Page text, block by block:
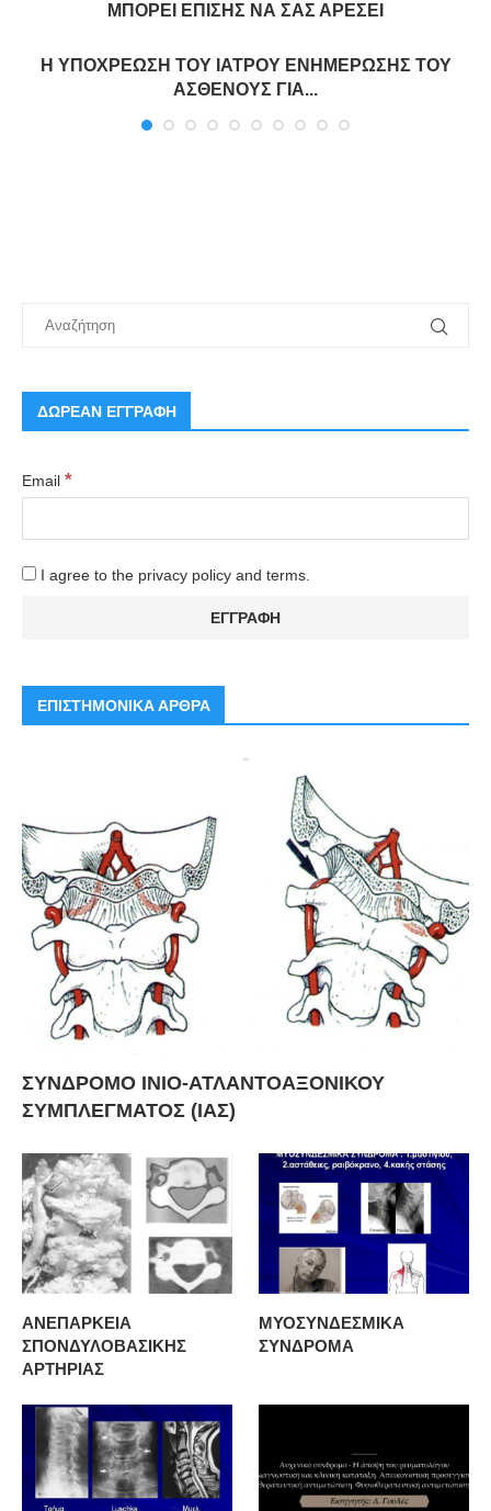
ΜΠΟΡΕΊ ΕΠΊΣΗΣ ΝΑ ΣΑΣ ΑΡΈΣΕΙ
Η ΥΠΟΧΡΕΩΣΗ ΤΟΥ ΙΑΤΡΟΥ ΕΝΗΜΕΡΩΣΗΣ ΤΟΥ
ΑΣΘΕΝΟΥΣ ΓΙΑ...
ΔΩΡΕΑΝ ΕΓΓΡΑΦΗ
Email *
I agree to the privacy policy and terms.
ΕΠΙΣΤΗΜΟΝΙΚΑ ΑΡΘΡΑ
ΣΥΝΔΡΟΜΟ ΙΝΙΟ-ΑΤΛΑΝΤΟΑΞΟΝΙΚΟΥ
ΣΥΜΠΛΕΓΜΑΤΟΣ (ΙΑΣ)
ΑΝΕΠΑΡΚΕΙΑ
ΣΠΟΝΔΥΛΟΒΑΣΙΚΗΣ
ΑΡΤΗΡΙΑΣ
ΜΥΟΣΥΝΔΕΣΜΙΚΑ
ΣΥΝΔΡΟΜΑ